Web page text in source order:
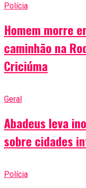
Polícia
Homem morre
caminhão na
Criciúma
Geral
Abadeus leva
sobre cidades
Polícia